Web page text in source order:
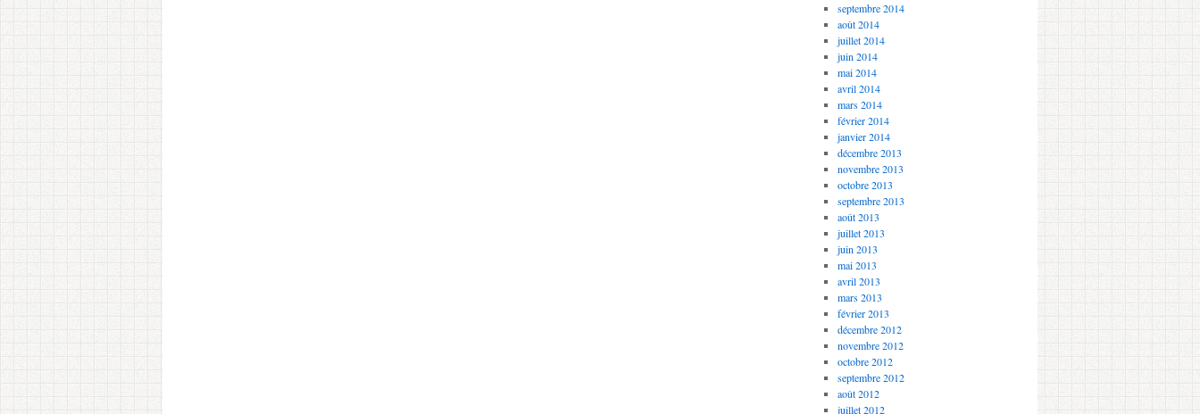
septembre 2014
août 2014
juillet 2014
juin 2014
mai 2014
avril 2014
mars 2014
février 2014
janvier 2014
décembre 2013
novembre 2013
octobre 2013
septembre 2013
août 2013
juillet 2013
juin 2013
mai 2013
avril 2013
mars 2013
février 2013
décembre 2012
novembre 2012
octobre 2012
septembre 2012
août 2012
juillet 2012